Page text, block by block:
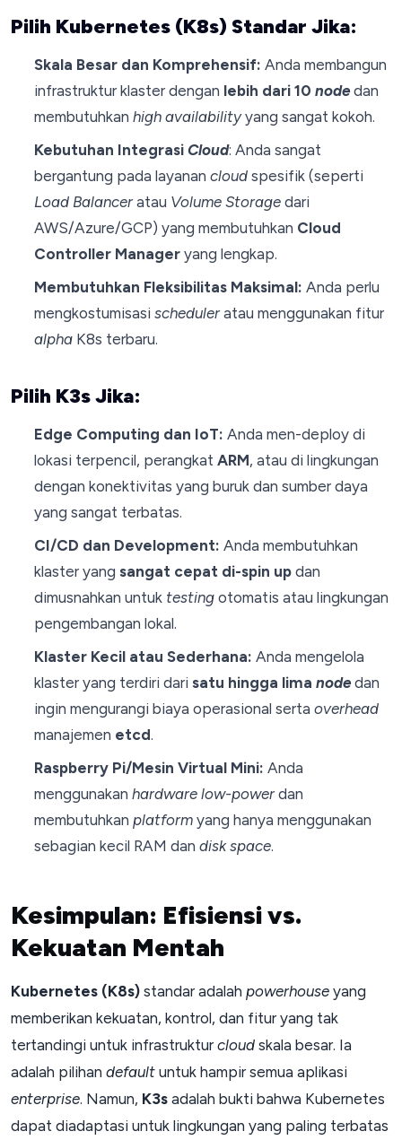
Pilih Kubernetes (K8s) Standar Jika:
Skala Besar dan Komprehensif: Anda membangun
infrastruktur klaster dengan lebih dari 10 nodedan
membutuhkan high availabilityyang sangat kokoh.
Kebutuhan Integrasi Cloud: Anda sangat
bergantung pada layanan cloudspesifik (seperti
Load Balanceratau Volume Storagedari
AWS/Azure/GCP) yang membutuhkan Cloud
Controller Manageryang lengkap.
Membutuhkan Fleksibilitas Maksimal: Anda perlu
mengkostumisasi scheduleratau menggunakan fitur
alphaK8s terbaru.
Pilih K3s Jika:
Edge Computing dan IoT: Anda men-deploy di
lokasi terpencil, perangkat ARM, atau di lingkungan
dengan konektivitas yang buruk dan sumber daya
yang sangat terbatas.
CI/CD dan Development: Anda membutuhkan
klaster yang sangat cepat di-spin updan
dimusnahkan untuk testingotomatis atau lingkungan
pengembangan lokal.
Klaster Kecil atau Sederhana: Anda mengelola
klaster yang terdiri dari satu hingga lima nodedan
ingin mengurangi biaya operasional serta overhead
manajemen etcd.
Raspberry Pi/Mesin Virtual Mini: Anda
menggunakan hardware low-powerdan
membutuhkan platformyang hanya menggunakan
sebagian kecil RAM dan disk space.
Kesimpulan: Efisiensi vs.
Kekuatan Mentah
Kubernetes (K8s) standar adalah powerhouse yang
memberikan kekuatan, kontrol, dan fitur yang tak
tertandingi untuk infrastrukturcloud skala besar. Ia
adalah pilihan default untuk hampir semua aplikasi
enterprise. Namun, K3s adalah bukti bahwa Kubernetes
dapat diadaptasi untuk lingkungan yang paling terbatas